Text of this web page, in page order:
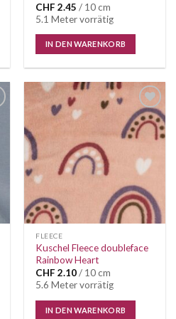
CHF 2.45 / 10 cm
5.1 Meter vorrätig
IN DEN WARENKORB
Auf die
Wunschliste
FLEECE
Kuschel Fleece doubleface
Rainbow Heart
CHF 2.10/ 10 cm
5.6 Meter vorrätig
IN DEN WARENKORB